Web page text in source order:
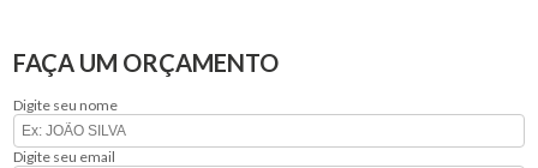
FAÇA UM ORÇAMENTO
Digite seu nome
Digite seu email